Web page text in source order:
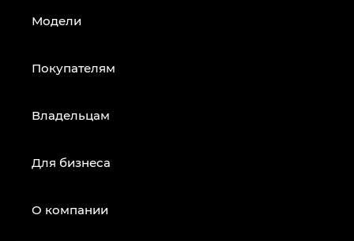
Модели
Покупателям
Владельцам
Для бизнеса
О компании